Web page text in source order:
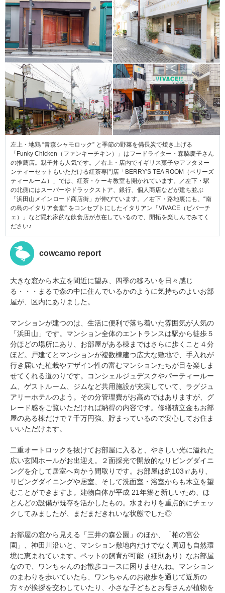
左上・地鶏 “青森シャモロック” と季節の野菜を備長炭で焼き上げる
「Funky Chicken（ファンキーチキン）」はフードライター・森脇慶子さん
の推薦店。親子丼も人気です。／右上・店内でイギリス菓子やアフタヌー
ンティーセットもいただける紅茶専門店「BERRY'S TEA ROOM（ベリーズ
ティールーム）」では、紅茶・ケーキ教室も開かれています。／左下・駅
の北側にはスーパーやドラックストア、銀行、個人商店などが建ち並ぶ
「浜田山メインロード商店街」が伸びています。／右下・路地裏にも、“南
の島のイタリア食堂” をコンセプトにしたイタリアン「VIVACE（ビバーチ
ェ）」など隠れ家的な飲食店が点在しているので、開拓を楽しんでみてく
ださい♪
cowcamo report
大きな窓から木立を間近に望み、四季の移ろいを日々感じ
る・・・まるで森の中に住んでいるかのように気持ちのよいお部
屋が、区内にありました。
マンションが建つのは、生活に便利で落ち着いた雰囲気が人気の
「浜田山」です。マンション全体のエントランスは駅から徒歩５
分ほどの場所にあり、お部屋がある棟まではさらに歩くこと４分
ほど。戸建てとマンションが複数棟建つ広大な敷地で、手入れが
行き届いた植栽やデザイン性の富むマンションたちが目を楽しま
せてくれる道のりです。コンシェルジュデスクやパーティールー
ム、ゲストルーム、ジムなど共用施設が充実していて、ラグジュ
アリーホテルのよう。その分管理費がお高めではありますが、グ
レード感をご覧いただければ納得の内容です。修繕積立金もお部
屋のある棟だけで７千万円強、貯まっているので安心してお住ま
いいただけます。
二重オートロックを抜けてお部屋に入ると、やさしい光に溢れた
広い玄関ホールがお出迎え。２面採光で開放的なリビングダイニ
ングを介して居室へ向かう間取りです。お部屋は約103㎡あり、
リビングダイニングや居室、そして洗面室・浴室からも木立を望
むことができますよ。建物自体が平成 21年築と新しいため、ほ
とんどの設備が既存を活かしたもの。水まわりを重点的にチェッ
クしてみましたが、まだまだきれいな状態でした◎
お部屋の窓から見える「三井の森公園」のほか、「柏の宮公
園」、神田川沿いと、マンション敷地内だけでなく周辺も自然環
境に恵まれています。ペットの飼育が可能（細則あり）なお部屋
なので、ワンちゃんのお散歩コースに困りませんね。マンション
のまわりを歩いていたら、ワンちゃんのお散歩を通じて近所の
方々が挨拶を交わしていたり、小さな子どもとお母さんが植物を